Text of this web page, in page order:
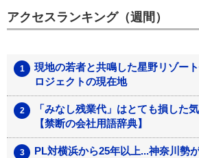
アクセスランキング（週間）
現地の若者と共鳴した星野リゾー
ロジェクトの現在地
「みなし残業代」はとても損した
【禁断の会社用語辞典】
PL対横浜から25年以上...神奈川勢